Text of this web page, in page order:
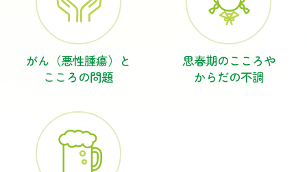
がん（悪性腫瘍）と
こころの問題
思春期のこころや
からだの不調